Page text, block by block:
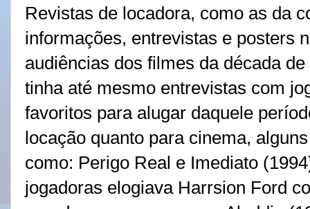
Revistas de locadora, como as da
informações, entrevistas e posters
audiências dos filmes da década
tinha até mesmo entrevistas com
favoritos para alugar daquele
locação quanto para cinema,
como: Perigo Real e Imediato
jogadoras elogiava Harrsion Ford